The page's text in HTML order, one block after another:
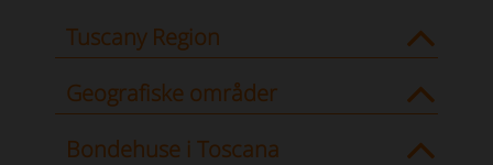
Tuscany Region
Geografiske områder
Bondehuse i Toscana